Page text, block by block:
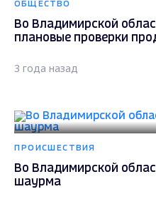
ОБЩЕСТВО
Во Владимирской
плановые проверки
3 года назад
ПРОИСШЕСТВИЯ
Во Владимирской
шаурма